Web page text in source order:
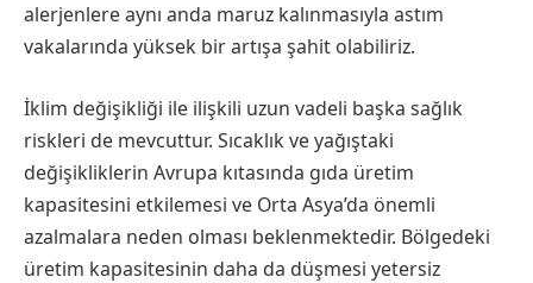
alerjenlere aynı anda maruz kalınmasıyla astım
vakalarında yüksek bir artışa şahit olabiliriz.
İklim değişikliği ile ilişkili uzun vadeli başka sağlık
riskleri de mevcuttur. Sıcaklık ve yağıştaki
değişikliklerin Avrupa kıtasında gıda üretim
kapasitesini etkilemesi ve Orta Asya’da önemli
azalmalara neden olması beklenmektedir. Bölgedeki
üretim kapasitesinin daha da düşmesi yetersiz